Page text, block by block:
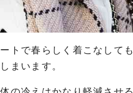
トで春らしく着こなして
まいます。